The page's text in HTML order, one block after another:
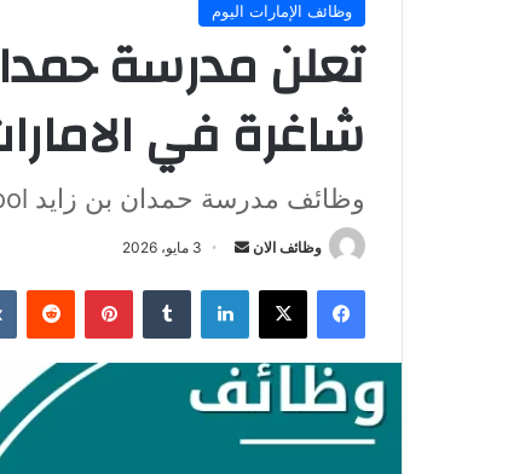
وظائف الإمارات اليوم
تعلن مدرسة
شاغرة في
وظائف مدرسة حمدان بن زايد Hamdan Bin Zayed School في الامارات
وظائف الان
س
ل
ب
ر
3 مايو، 2026
فيسبوك لينكدإن بينتيريست